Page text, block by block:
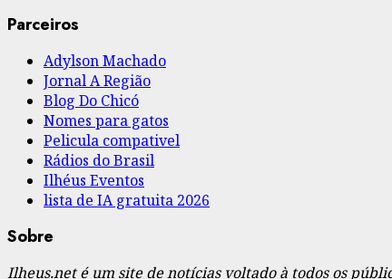
Parceiros
Adylson Machado
Jornal A Região
Blog Do Chicó
Nomes para gatos
Pelicula compativel
Rádios do Brasil
Ilhéus Eventos
lista de IA gratuita 2026
Sobre
Ilheus.net é um site de notícias voltado à todos os